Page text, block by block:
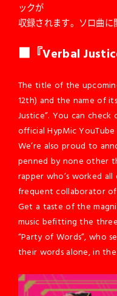
ックが
収録されます。ソロ曲に
■『Verbal
The title of the
12th) and the name of
Justice”. You can
official HypMic YouTube
We’re also proud to
penned by none other
rapper who’s worked
frequent collaborator of
Get a taste of the
music befitting the
“Party of Words”, who
their words alone, in